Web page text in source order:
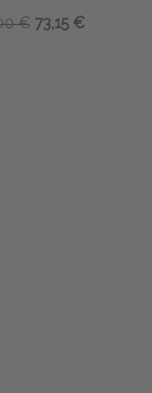
€ 73,15 €